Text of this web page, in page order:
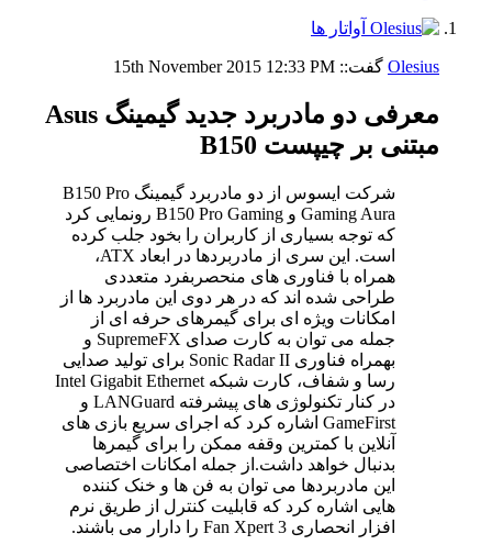
Olesius گفت:: 15th November 2015 12:33 PM
معرفی دو مادربرد جدید گیمینگ Asus
مبتنی بر چیپست B150
شرکت ایسوس از دو مادربرد گیمینگ B150 Pro
Gaming Aura و B150 Pro Gaming رونمایی کرد
که توجه بسیاری از کاربران را بخود جلب کرده
است. این سری از مادربردها در ابعاد ATX،
همراه با فناوری های منحصربفرد متعددی
طراحی شده اند که در هر دوی این مادربرد ها از
امکانات ویژه ای برای گیمرهای حرفه ای از
جمله می توان به کارت صدای SupremeFX و
بهمراه فناوری Sonic Radar II برای تولید صدایی
رسا و شفاف، کارت شبکه Intel Gigabit Ethernet
در کنار تکنولوژی های پیشرفته LANGuard و
GameFirst اشاره کرد که اجرای سریع بازی های
آنلاین با کمترین وقفه ممکن را برای گیمرها
بدنبال خواهد داشت.از جمله امکانات اختصاصی
این مادربردها می توان به فن ها و خنک کننده
هایی اشاره کرد که قابلیت کنترل از طریق نرم
افزار انحصاری Fan Xpert 3 را دارار می باشند.